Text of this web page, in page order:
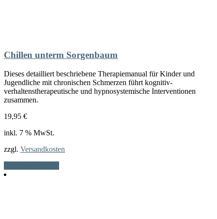
Chillen unterm Sorgenbaum
Dieses detailliert beschriebene Therapiemanual für Kinder und
Jugendliche mit chronischen Schmerzen führt kognitiv-
verhaltenstherapeutische und hypnosystemische Interventionen
zusammen.
19,95 €
inkl. 7 % MwSt.
zzgl. Versandkosten